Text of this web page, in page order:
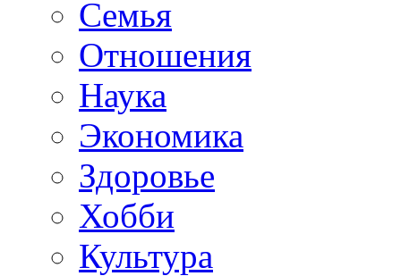
Семья
Отношения
Наука
Экономика
Здоровье
Хобби
Культура